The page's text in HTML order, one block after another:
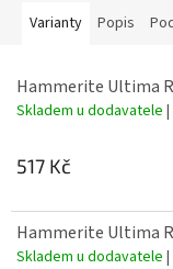
Varianty Popis
Hammerite Ultima
Skladem u dodavatele |
517 Kč
Hammerite Ultima
Skladem u dodavatele |